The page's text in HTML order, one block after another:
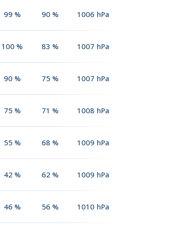
99 % 90 % 1006 hPa
100 % 83 % 1007 hPa
90 % 75 % 1007 hPa
75 % 71 % 1008 hPa
55 % 68 % 1009 hPa
42 % 62 % 1009 hPa
46 % 56 % 1010 hPa